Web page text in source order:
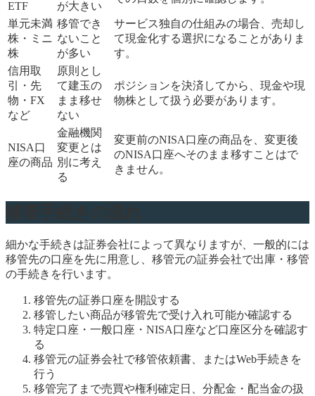
ETF が大きい
単元未満
株・ミニ
株
移管でき
ないこと
が多い
サービス独自の仕組みの場合、売却し
て現金化する選択になることがありま
す。
信用取
引・先
物・FX
など
原則とし
て建玉の
まま移せ
ない
ポジションを決済してから、現金や現
物株として扱う必要があります。
NISA口
座の商品
金融機関
変更とは
別に考え
る
変更前のNISA口座の商品を、変更後
のNISA口座へそのまま移すことはで
きません。
細かな手続きは証券会社によって異なりますが、一般的には
移管先の口座を先に用意し、移管元の証券会社で出庫・移管
の手続きを行います。
移管先の証券口座を開設する
移管したい商品が移管先で受け入れ可能か確認する
特定口座・一般口座・NISA口座など口座区分を確認す
る
移管元の証券会社で移管依頼書、またはWeb手続きを
行う
移管完了まで売買や権利確定日、分配金・配当金の扱